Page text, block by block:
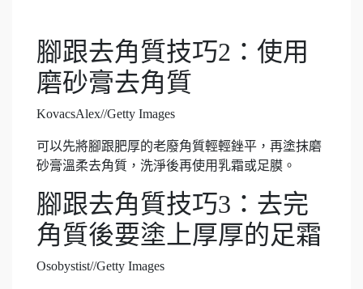
腳跟去角質技巧2：使用
磨砂膏去角質
KovacsAlex//Getty Images
可以先將腳跟肥厚的老廢角質輕輕銼平，再塗抹磨
砂膏溫柔去角質，洗淨後再使用乳霜或足膜。
腳跟去角質技巧3：去完
角質後要塗上厚厚的足霜
Osobystist//Getty Images